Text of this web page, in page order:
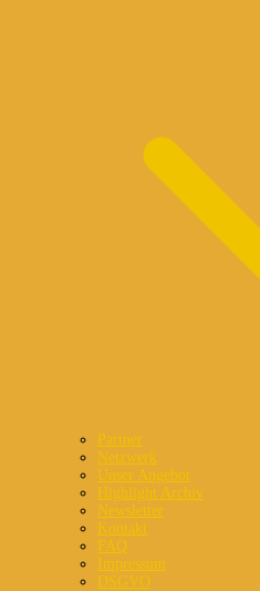
Partner
Netzwerk
Unser Angebot
Highlight Archiv
Newsletter
Kontakt
FAQ
Impressum
DSGVO